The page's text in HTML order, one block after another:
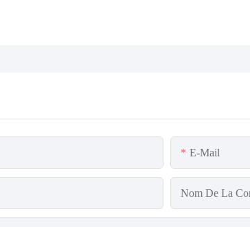
E-Mail
Nom De La